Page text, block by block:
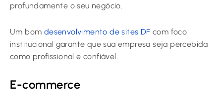
profundamente o seu negócio.
Um bom desenvolvimento de sites DF com foco
institucional garante que sua empresa seja percebida
como profissional e confiável.
E-commerce